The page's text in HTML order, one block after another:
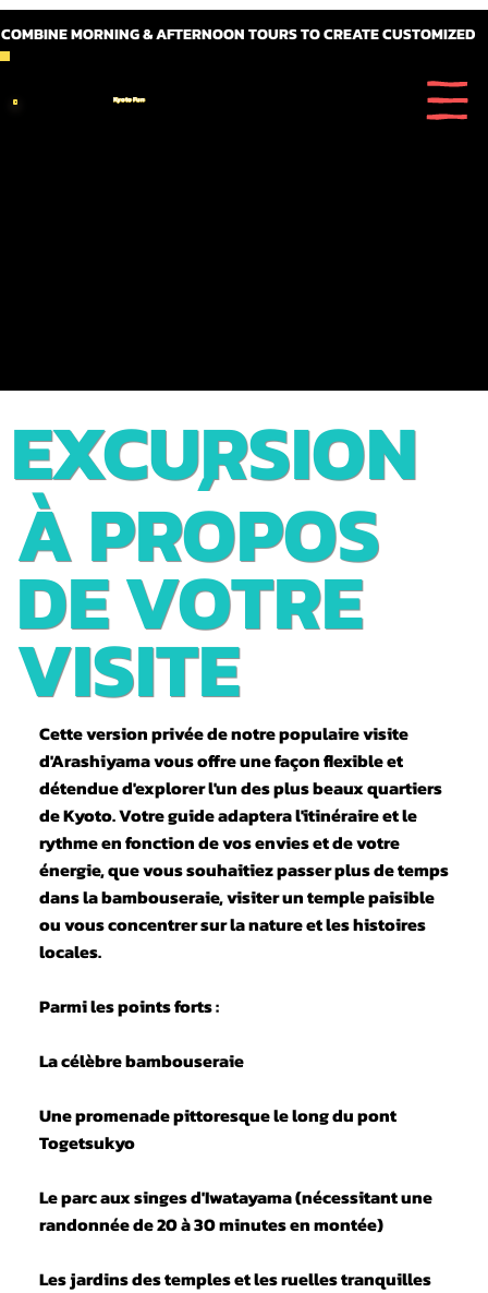
MORNING & AFTERNOON TOURS TO CREATE CUSTOMIZED
Kyoto Fun
EXCURSION
PRIVÉE -
L'INCROYABL
E
ARASHIYAM
A
À PROPOS
DE VOTRE
VISITE
Cette version privée de notre populaire visite
d'Arashiyama vous offre une façon flexible et
détendue d'explorer l'un des plus beaux quartiers
de Kyoto. Votre guide adaptera l'itinéraire et le
rythme en fonction de vos envies et de votre
énergie, que vous souhaitiez passer plus de temps
dans la bambouseraie, visiter un temple paisible
ou vous concentrer sur la nature et les histoires
locales.
Parmi les points forts :
La célèbre bambouseraie
Une promenade pittoresque le long du pont
Togetsukyo
Le parc aux singes d'Iwatayama (nécessitant une
randonnée de 20 à 30 minutes en montée)
Les jardins des temples et les ruelles tranquilles